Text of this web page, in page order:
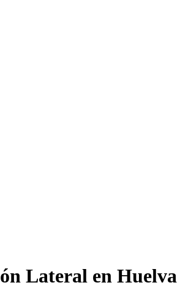
Lateral en Huelva